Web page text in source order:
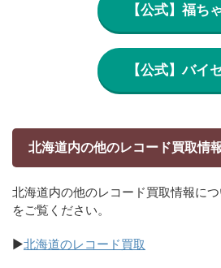
【公式】福ち
【公式】バイ
北海道内の他のレコード買取情
北海道内の他のレコード買取情報に
をご覧ください。
▶北海道のレコード買取